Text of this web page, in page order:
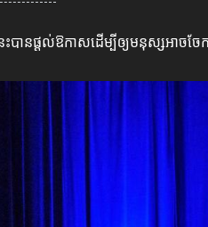
នេះបានផ្តល់ឱកាសដើម្បីឲ្យមនុស្សអ